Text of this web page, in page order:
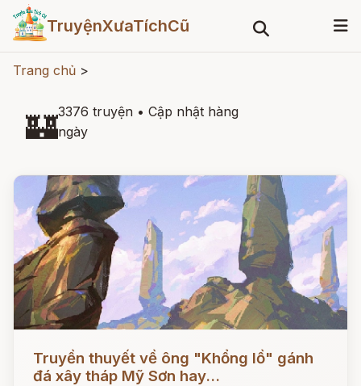
TruyệnXưaTíchCũ
Trang chủ >
🏰3376 truyện • Cập nhật hàng
ngày
Đọc ngay
Truyền thuyết về ông "Khổng lồ" gánh
đá xây tháp Mỹ Sơn hay...